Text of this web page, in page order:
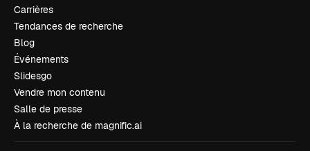
Carrières
Tendances de recherche
Blog
Événements
Slidesgo
Vendre mon contenu
Salle de presse
À la recherche de magnific.ai